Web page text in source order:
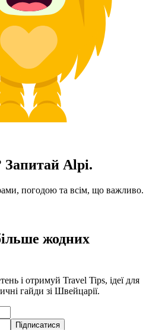
Alpi.
погодою та всім, що важливо.
жодних
і отримуй Travel Tips, ідеї для
гайди зі Швейцарії.
Підписатися